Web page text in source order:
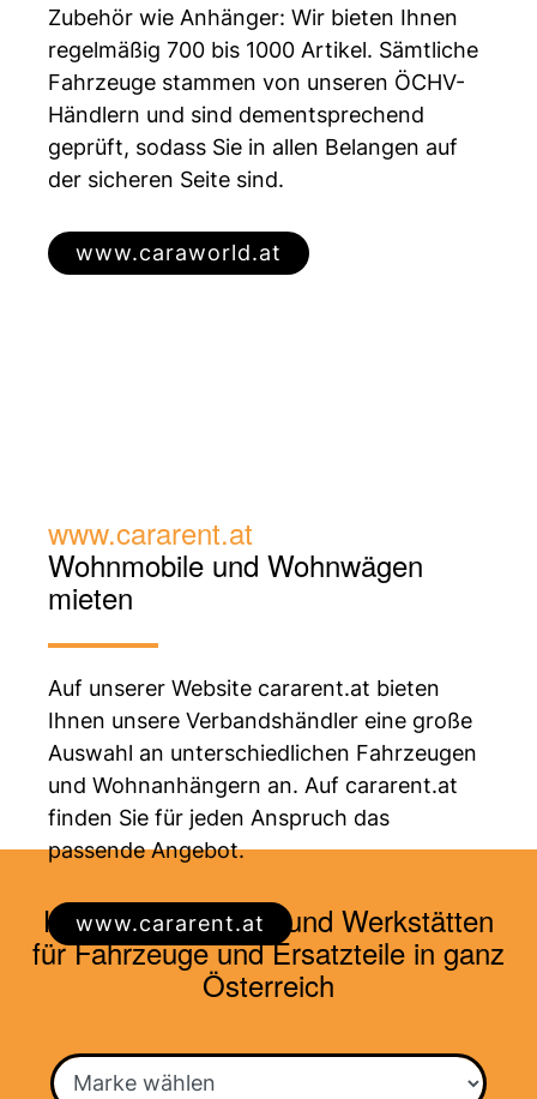
Zubehör wie Anhänger: Wir bieten Ihnen
regelmäßig 700 bis 1000 Artikel. Sämtliche
Fahrzeuge stammen von unseren ÖCHV-
Händlern und sind dementsprechend
geprüft, sodass Sie in allen Belangen auf
der sicheren Seite sind.
www.caraworld.at
www.cararent.at
Wohnmobile undWohnwägen
mieten
Auf unserer Website cararent.at bieten
Ihnen unsere Verbandshändler eine große
Auswahl an unterschiedlichen Fahrzeugen
und Wohnanhängern an. Auf cararent.at
finden Sie für jeden Anspruch das
passende Angebot.
www.cararent.at
Händler, Vermieter und Werkstätten
für Fahrzeuge und Ersatzteile in ganz
Österreich